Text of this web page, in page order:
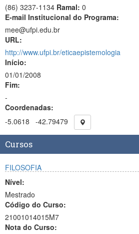
(86) 3237-1134 Ramal: 0
E-mail Institucional do Programa:
mee@ufpi.edu.br
URL:
http://www.ufpi.br/eticaepistemologia
Início:
01/01/2008
Fim:
-
Coordenadas:
-5.0618
-42.79479
Cursos
FILOSOFIA
Nível:
Mestrado
Código do Curso:
21001014015M7
Nota do Curso: